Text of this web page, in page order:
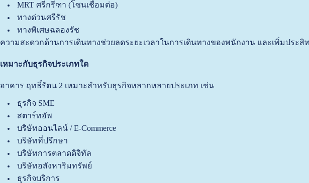
MRT ศรีกรีฑา (โซนเชื่อมต่อ)
ทางด่วนศรีรัช
ทางพิเศษฉลองรัช
ความสะดวกด้านการเดินทางช่วยลดระยะเวลาในการเดินทางของพนักงาน และเพิ่มประ
เหมาะกับธุรกิจประเภทใด
อาคาร ฤทธิ์รัตน 2 เหมาะสำหรับธุรกิจหลากหลายประเภท เช่น
ธุรกิจ SME
สตาร์ทอัพ
บริษัทออนไลน์ / E-Commerce
บริษัทที่ปรึกษา
บริษัทการตลาดดิจิทัล
บริษัทอสังหาริมทรัพย์
ธุรกิจบริการ